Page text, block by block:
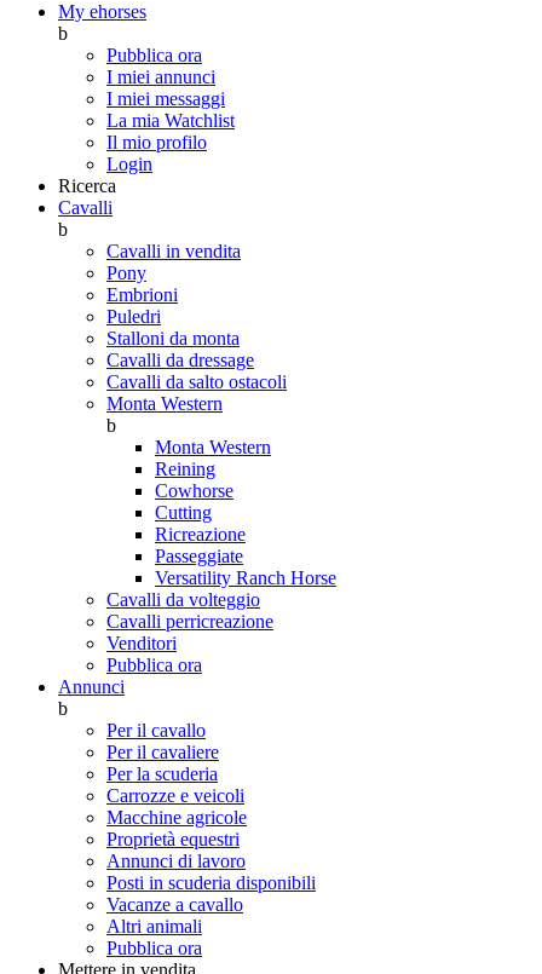
My ehorses
b
Pubblica ora
I miei annunci
I miei messaggi
La mia Watchlist
Il mio profilo
Login
Ricerca
Cavalli
b
Cavalli in vendita
Pony
Embrioni
Puledri
Stalloni da monta
Cavalli da dressage
Cavalli da salto ostacoli
Monta Western
b
Monta Western
Reining
Cowhorse
Cutting
Ricreazione
Passeggiate
Versatility Ranch Horse
Cavalli da volteggio
Cavalli perricreazione
Venditori
Pubblica ora
Annunci
b
Per il cavallo
Per il cavaliere
Per la scuderia
Carrozze e veicoli
Macchine agricole
Proprietà equestri
Annunci di lavoro
Posti in scuderia disponibili
Vacanze a cavallo
Altri animali
Pubblica ora
Mettere in vendita